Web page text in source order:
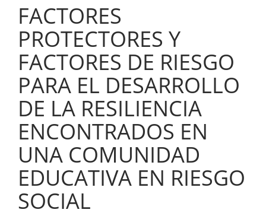
FACTORES
PROTECTORES Y
FACTORES DE RIESGO
PARA EL DESARROLLO
DE LA RESILIENCIA
ENCONTRADOS EN
UNA COMUNIDAD
EDUCATIVA EN RIESGO
SOCIAL